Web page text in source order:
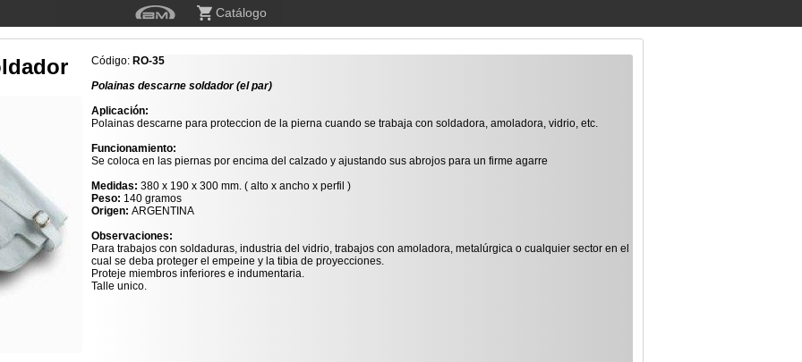
Catálogo
Código: RO-35
Polainas descarne soldador (el par)
Aplicación:
Polainas descarne para proteccion de la pierna cuando se trabaja con soldadora, amoladora, vidrio, etc.
Funcionamiento:
Se coloca en las piernas por encima del calzado y ajustando sus abrojos para un firme agarre
Medidas: 380 x 190 x 300 mm. ( alto x ancho x perfil )
Peso: 140 gramos
Origen: ARGENTINA
Observaciones:
Para trabajos con soldaduras, industria del vidrio, trabajos con amoladora, metalúrgica o cualquier sector en el
cual se deba proteger el empeine y la tibia de proyecciones.
Proteje miembros inferiores e indumentaria.
Talle unico.